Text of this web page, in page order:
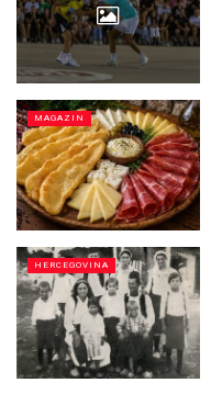
MAGAZIN
HERCEGOVINA